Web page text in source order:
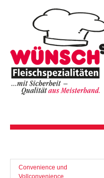
Convenience und